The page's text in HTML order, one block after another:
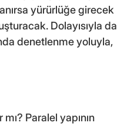
yürürlüğe girecek
Dolayısıyla da
denetlenme yoluyla,
Paralel yapının